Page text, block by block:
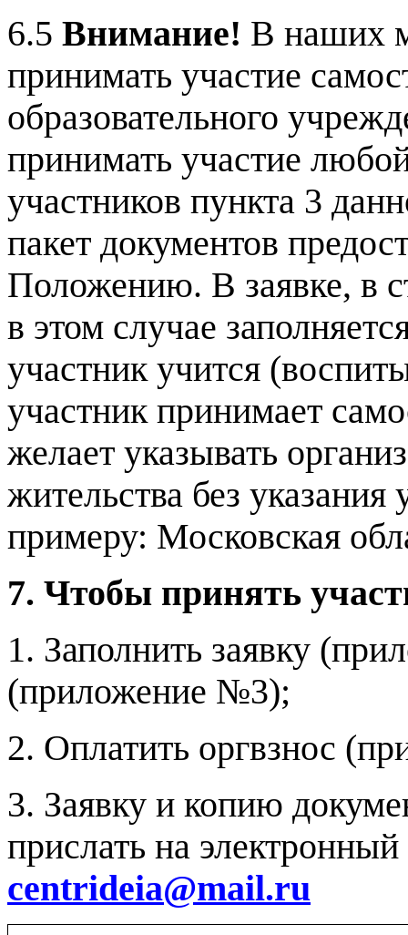
6.5 Внимание! В наших
принимать участие
образовательного
принимать участие
участников пункта 3
пакет документов
Положению. В заявке,
в этом случае
участник учится
участник принимает
желает указывать
жительства без
примеру: Московская
7. Чтобы принять
1. Заполнить заявку
(приложение №3);
2. Оплатить оргвзнос
3. Заявку и копию
прислать на
centrideia@mail.ru